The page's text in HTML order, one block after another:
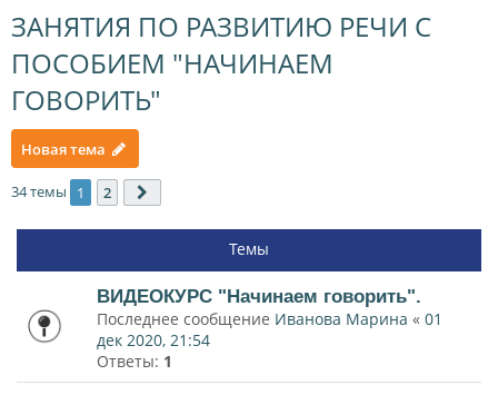
ЗАНЯТИЯ ПО РАЗВИТИЮ РЕЧИ С
ПОСОБИЕМ "НАЧИНАЕМ
ГОВОРИТЬ"
Новая тема
34 темы 1 2
Темы
ВИДЕОКУРС "Начинаем говорить".
Последнее сообщение Иванова Марина « 01
дек 2020, 21:54
Ответы: 1